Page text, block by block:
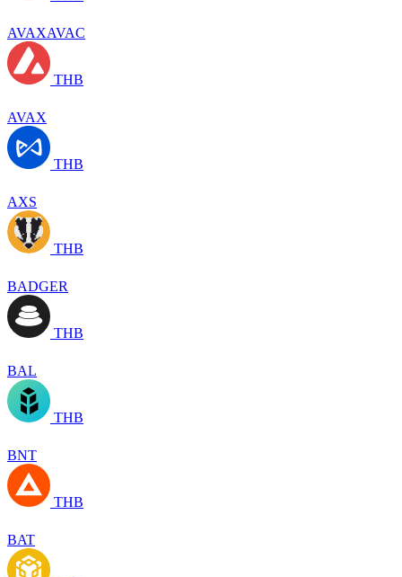
AVAXAVAC
THB
AVAX
THB
AXS
THB
BADGER
THB
BAL
THB
BNT
THB
BAT